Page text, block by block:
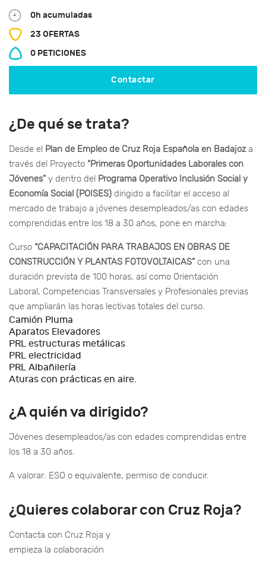
0h acumuladas
23 OFERTAS
0 PETICIONES
Contactar
¿De qué se trata?
Desde el Plan de Empleo de Cruz Roja Española en Badajoza
través del Proyecto “Primeras Oportunidades Laborales con
Jóvenes” y dentro del Programa Operativo Inclusión Social y
Economía Social (POISES) dirigido a facilitar el acceso al
mercado de trabajo a jóvenes desempleados/as con edades
comprendidas entre los 18 a 30 años, pone en marcha:
Curso “CAPACITACIÓN PARA TRABAJOS EN OBRAS DE
CONSTRUCCIÓN Y PLANTAS FOTOVOLTAICAS” con una
duración prevista de 100 horas, así como Orientación
Laboral, Competencias Transversales y Profesionales previas
que ampliarán las horas lectivas totales del curso.
Camión Pluma
Aparatos Elevadores
PRL estructuras metálicas
PRL electricidad
PRL Albañilería
Aturas con prácticas en aire.
¿A quién va dirigido?
Jóvenes desempleados/as con edades comprendidas entre
los 18 a 30 años.
A valorar: ESO o equivalente, permiso de conducir.
¿Quieres colaborar con Cruz Roja?
Contacta con Cruz Roja y
empieza la colaboración